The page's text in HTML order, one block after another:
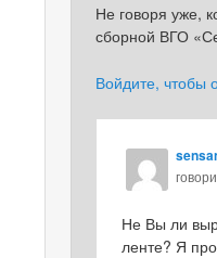
Не говоря уже,
сборной ВГО
Войдите, чтобы
Не Вы ли
ленте? Я